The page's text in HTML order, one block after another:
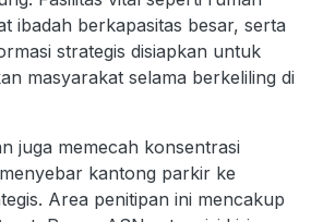
ibadah berkapasitas besar, serta
strategis disiapkan untuk
masyarakat selama berkeliling di
juga memecah konsentrasi
kantong parkir ke
Area penitipan ini mencakup